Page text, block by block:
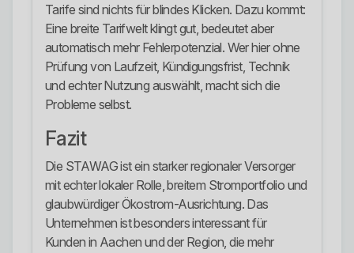
Tarife sind nichts für blindes Klicken. Dazu kommt:
Eine breite Tarifwelt klingt gut, bedeutet aber
automatisch mehr Fehlerpotenzial. Wer hier ohne
Prüfung von Laufzeit, Kündigungsfrist, Technik
und echter Nutzung auswählt, macht sich die
Probleme selbst.
Fazit
Die STAWAG ist ein starker regionaler Versorger
mit echter lokaler Rolle, breitem Stromportfolio und
glaubwürdiger Ökostrom-Ausrichtung. Das
Unternehmen ist besonders interessant für
Kunden in Aachen und der Region, die mehr